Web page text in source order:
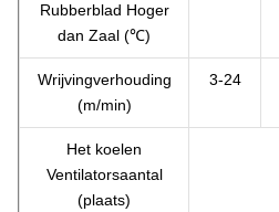
Rubberblad Hoger
dan Zaal (℃)
Wrijvingverhouding
(m/min)
3-24
Het koelen
Ventilatorsaantal
(plaats)